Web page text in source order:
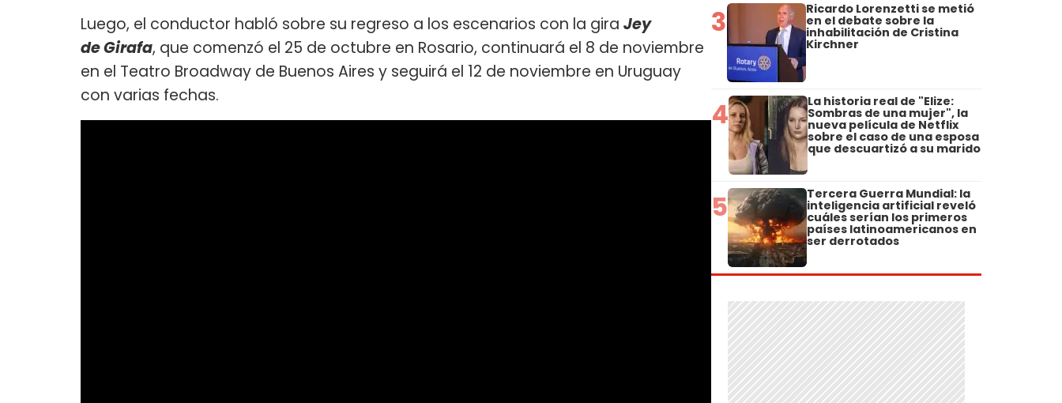
Luego, el conductor habló sobre su regreso a los escenarios con la gira Jey
de Girafa, que comenzó el 25 de octubre en Rosario, continuará el 8 de noviembre
en el Teatro Broadway de Buenos Aires y seguirá el 12 de noviembre en Uruguay
con varias fechas.
3 Ricardo Lorenzetti se metió
en el debate sobre la
inhabilitación de Cristina
Kirchner
4 La historia real de "Elize:
Sombras de una mujer", la
nueva película de Netflix
sobre el caso de una esposa
que descuartizó a su marido
5 Tercera Guerra Mundial: la
inteligencia artificial reveló
cuáles serían los primeros
países latinoamericanos en
ser derrotados